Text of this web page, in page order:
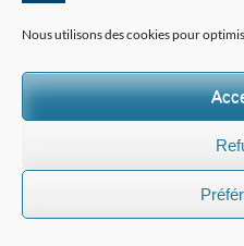
Nous utilisons des cookies pour